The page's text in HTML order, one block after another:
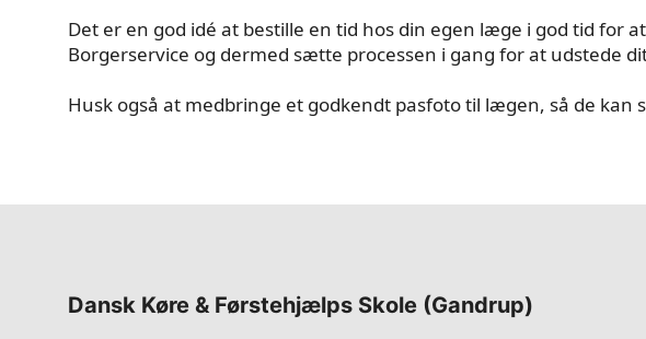
Det er en god idé at bestille en tid hos din egen læge i god tid for
Borgerservice og dermed sætte processen i gang for at udstede
Husk også at medbringe et godkendt pasfoto til lægen, så de
Dansk Køre & Førstehjælps Skole (Gandrup)